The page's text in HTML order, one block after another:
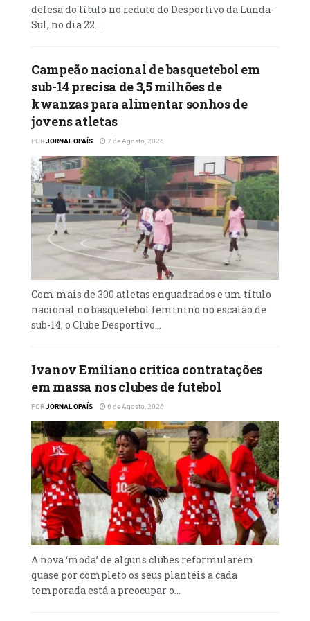
defesa do título no reduto do Desportivo da Lunda-
Sul, no dia 22...
Campeão nacional de basquetebol em
sub-14 precisa de 3,5 milhões de
kwanzas para alimentar sonhos de
jovens atletas
PORJORNAL OPAÍS 7 de Agosto, 2026
Com mais de 300 atletas enquadrados e um título
nacional no basquetebol feminino no escalão de
sub-14, o Clube Desportivo...
Ivanov Emiliano critica contratações
em massa nos clubes de futebol
PORJORNAL OPAÍS 6 de Agosto, 2026
A nova ‘moda’ de alguns clubes reformularem
quase por completo os seus plantéis a cada
temporada está a preocupar o...